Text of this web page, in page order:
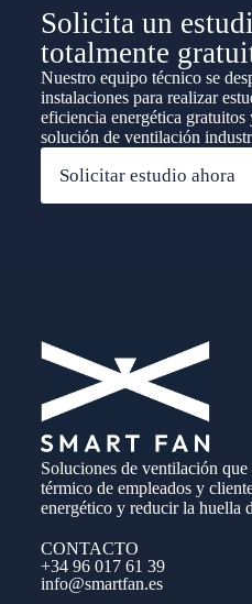
Solicita un
totalmente
Nuestro equipo técnico se
instalaciones para realizar
eficiencia energética
solución de ventilación
Solicitar estudio ahora
Soluciones de ventilación
térmico de empleados y
energético y reducir la huella
CONTACTO
+34 96 017 61 39
info@smartfan.es